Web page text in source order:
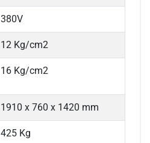
380V
12 Kg/cm2
16 Kg/cm2
1910 x 760 x 1420 mm
425 Kg